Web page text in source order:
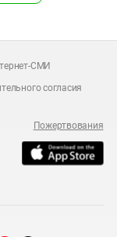
СМИ
согласия
Пожертвования